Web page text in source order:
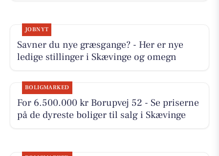
JOBNYT
Savner du nye græsgange? - Her er nye
ledige stillinger i Skævinge og omegn
BOLIGMARKED
For 6.500.000 kr Borupvej 52 - Se priserne
på de dyreste boliger til salg i Skævinge